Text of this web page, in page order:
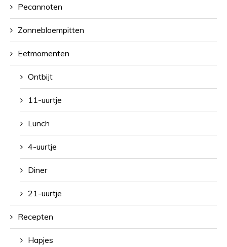
Pecannoten
Zonnebloempitten
Eetmomenten
Ontbijt
11-uurtje
Lunch
4-uurtje
Diner
21-uurtje
Recepten
Hapjes